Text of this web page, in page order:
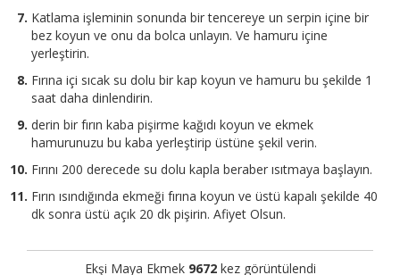
Katlama işleminin sonunda bir tencereye un serpin içine bir
bez koyun ve onu da bolca unlayın. Ve hamuru içine
yerleştirin.
Fırına içi sıcak su dolu bir kap koyun ve hamuru bu şekilde 1
saat daha dinlendirin.
derin bir fırın kaba pişirme kağıdı koyun ve ekmek
hamurunuzu bu kaba yerleştirip üstüne şekil verin.
Fırını 200 derecede su dolu kapla beraber ısıtmaya başlayın.
Fırın ısındığında ekmeği fırına koyun ve üstü kapalı şekilde 40
dk sonra üstü açık 20 dk pişirin. Afiyet Olsun.
Ekşi Maya Ekmek 9672kez görüntülendi